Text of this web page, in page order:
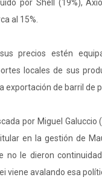
por Shell (19%),
al 15%.
precios estén
locales de sus
exportación de barril de
por Miguel
en la gestión de
no le dieron
viene avalando esa